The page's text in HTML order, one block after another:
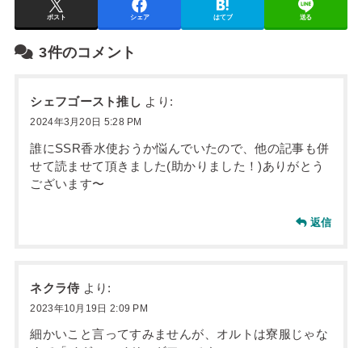
ポスト シェア はてブ 送る
3件のコメント
シェフゴースト推し より:
2024年3月20日 5:28 PM
誰にSSR香水使おうか悩んでいたので、他の記事も併
せて読ませて頂きました(助かりました！)ありがとう
ございます〜
返信
ネクラ侍 より:
2023年10月19日 2:09 PM
細かいこと言ってすみませんが、オルトは寮服じゃな